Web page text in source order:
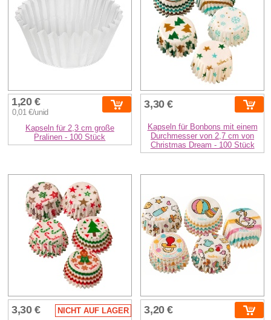
1,20 €
0,01 €/unid
Kapseln für 2,3 cm große
Pralinen - 100 Stück
3,30 €
Kapseln für Bonbons mit einem
Durchmesser von 2,7 cm von
Christmas Dream - 100 Stück
3,30 € NICHT AUF LAGER 3,20 €